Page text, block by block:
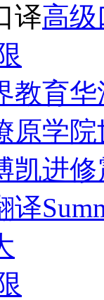
译高
教育华
原学院
凯进修
译